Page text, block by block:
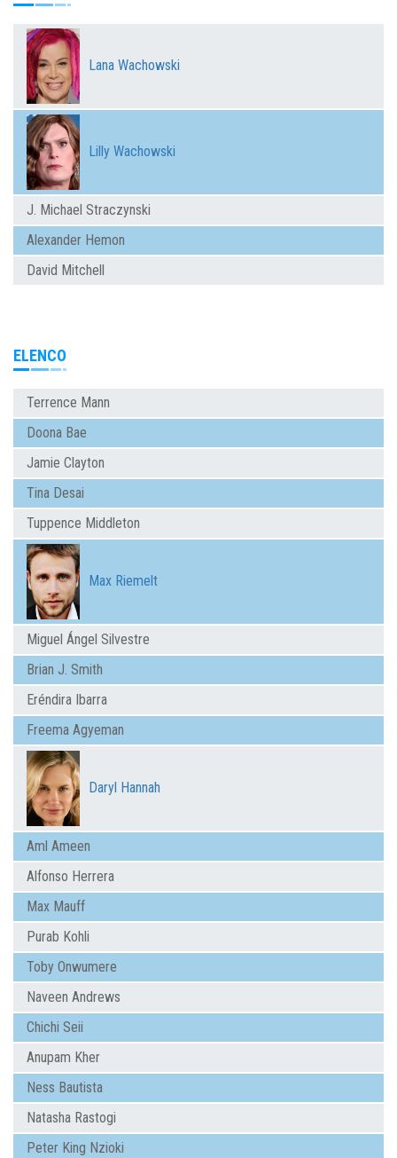
Lana Wachowski
Lilly Wachowski
J. Michael Straczynski
Alexander Hemon
David Mitchell
ELENCO
Terrence Mann
Doona Bae
Jamie Clayton
Tina Desai
Tuppence Middleton
Max Riemelt
Miguel Ángel Silvestre
Brian J. Smith
Eréndira Ibarra
Freema Agyeman
Daryl Hannah
Aml Ameen
Alfonso Herrera
Max Mauff
Purab Kohli
Toby Onwumere
Naveen Andrews
Chichi Seii
Anupam Kher
Ness Bautista
Natasha Rastogi
Peter King Nzioki